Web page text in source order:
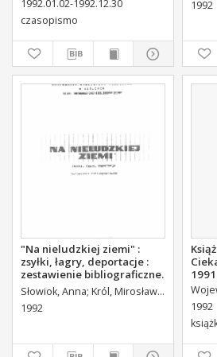
1992.01.02-1992.12.30
czasopismo
1992
"Na nieludzkiej ziemi" :
zsyłki, łagry, deportacje :
zestawienie bibliograficzne.
Słowiok, Anna Król, Mirosław. Wybór
1992
1992